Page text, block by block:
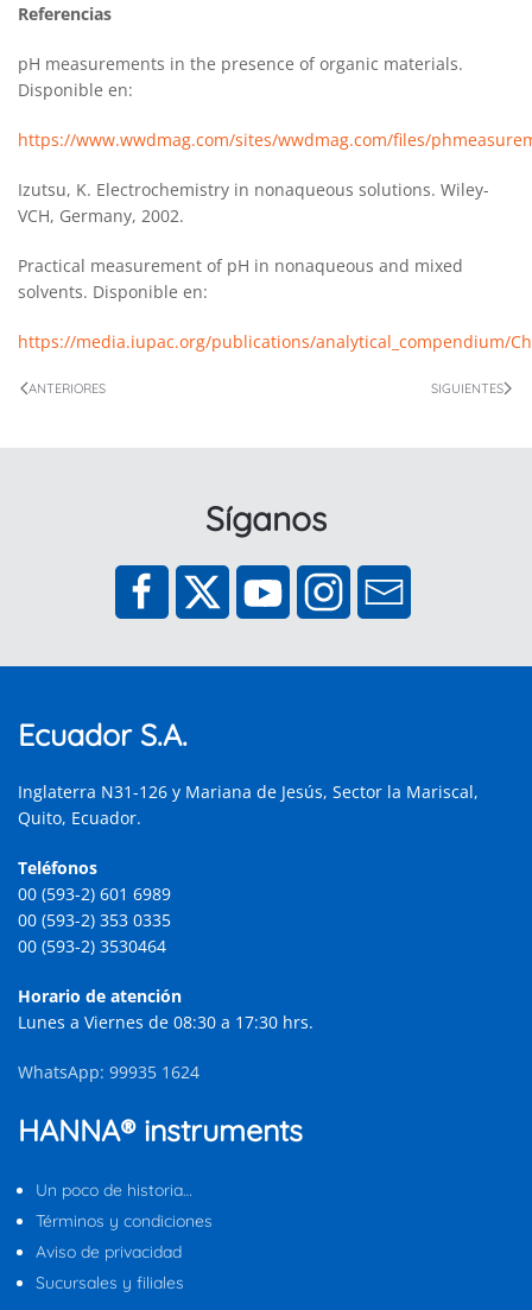
Referencias
pH measurements in the presence of organic materials.
Disponible en:
https://www.wwdmag.com/sites/wwdmag.com/files/
Izutsu, K. Electrochemistry in nonaqueous solutions. Wiley-
VCH, Germany, 2002.
Practical measurement of pH in nonaqueous and mixed
solvents. Disponible en:
https://media.iupac.org/publications/analytical_compendium/
ANTERIORES SIGUIENTES
Síganos
Ecuador S.A.
Inglaterra N31-126 y Mariana de Jesús, Sector la Mariscal,
Quito, Ecuador.
Teléfonos
00 (593-2) 601 6989
00 (593-2) 353 0335
00 (593-2) 3530464
Horario de atención
Lunes a Viernes de 08:30 a 17:30 hrs.
WhatsApp: 99935 1624
HANNA® instruments
Un poco de historia…
Términos y condiciones
Aviso de privacidad
Sucursales y filiales